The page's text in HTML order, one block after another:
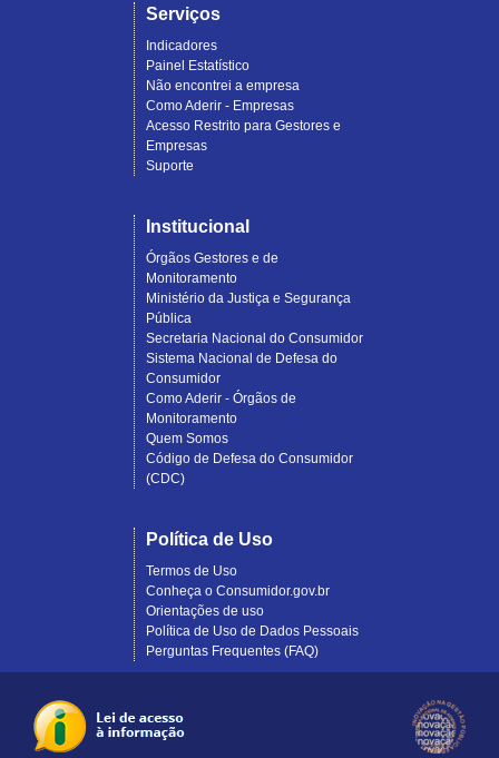
Serviços
Indicadores
Painel Estatístico
Não encontrei a empresa
Como Aderir - Empresas
Acesso Restrito para Gestores e
Empresas
Suporte
Institucional
Órgãos Gestores e de
Monitoramento
Ministério da Justiça e Segurança
Pública
Secretaria Nacional do Consumidor
Sistema Nacional de Defesa do
Consumidor
Como Aderir - Órgãos de
Monitoramento
Quem Somos
Código de Defesa do Consumidor
(CDC)
Política de Uso
Termos de Uso
Conheça o Consumidor.gov.br
Orientações de uso
Política de Uso de Dados Pessoais
Perguntas Frequentes (FAQ)